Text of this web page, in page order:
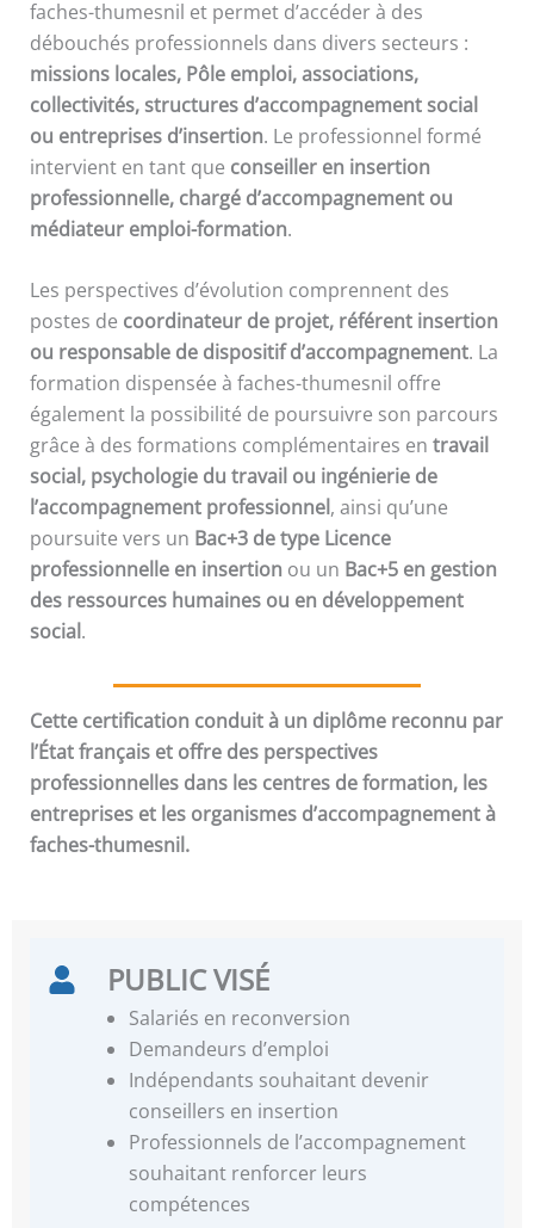
faches-thumesnil et permet d’accéder à des
débouchés professionnels dans divers secteurs :
missions locales, Pôle emploi, associations,
collectivités, structures d’accompagnement social
ou entreprises d’insertion. Le professionnel formé
intervient en tant que conseiller en insertion
professionnelle, chargé d’accompagnement ou
médiateur emploi-formation.
Les perspectives d’évolution comprennent des
postes de coordinateur de projet, référent insertion
ou responsable de dispositif d’accompagnement. La
formation dispensée à faches-thumesnil offre
également la possibilité de poursuivre son parcours
grâce à des formations complémentaires en travail
social, psychologie du travail ou ingénierie de
l’accompagnement professionnel, ainsi qu’une
poursuite vers un Bac+3 de type Licence
professionnelle en insertion ou un Bac+5 en gestion
des ressources humaines ou en développement
social.
Cette certification conduit à un diplôme reconnu par
l’État français et offre des perspectives
professionnelles dans les centres de formation, les
entreprises et les organismes d’accompagnement à
faches-thumesnil.
PUBLIC VISÉ
Salariés en reconversion
Demandeurs d’emploi
Indépendants souhaitant devenir
conseillers en insertion
Professionnels de l’accompagnement
souhaitant renforcer leurs
compétences